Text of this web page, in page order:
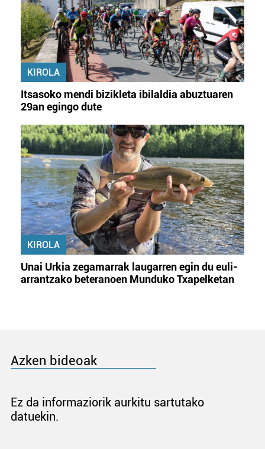
KIROLA
Itsasoko mendi bizikleta ibilaldia abuztuaren
29an egingo dute
KIROLA
Unai Urkia zegamarrak laugarren egin du euli-
arrantzako beteranoen Munduko Txapelketan
Azken bideoak
Ez da informaziorik aurkitu sartutako
datuekin.